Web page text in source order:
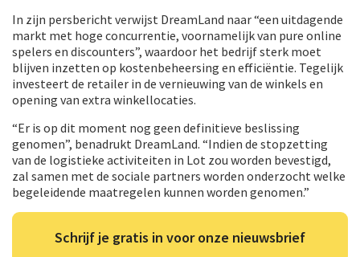
In zijn persbericht verwijst DreamLand naar “een uitdagende
markt met hoge concurrentie, voornamelijk van pure online
spelers en discounters”, waardoor het bedrijf sterk moet
blijven inzetten op kostenbeheersing en efficiëntie. Tegelijk
investeert de retailer in de vernieuwing van de winkels en
opening van extra winkellocaties.
“Er is op dit moment nog geen definitieve beslissing
genomen”, benadrukt DreamLand. “Indien de stopzetting
van de logistieke activiteiten in Lot zou worden bevestigd,
zal samen met de sociale partners worden onderzocht welke
begeleidende maatregelen kunnen worden genomen.”
Schrijf je gratis in voor onze nieuwsbrief